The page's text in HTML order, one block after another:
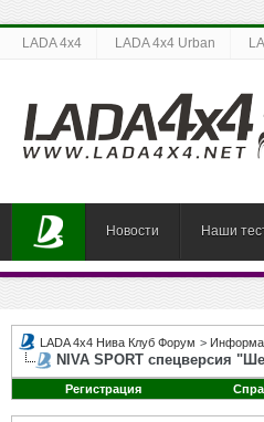
LADA 4x4 LADA 4x4 Urban
Новости Наши
LADA 4x4 Нива Клуб Форум >
NIVA SPORT спецверсия
Регистрация